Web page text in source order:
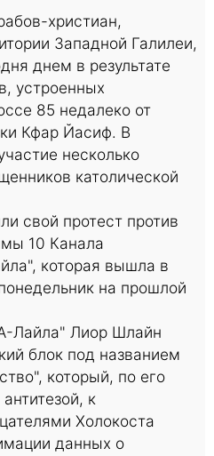
христиан,
Западной Галилеи,
днем в результате
устроенных
85 недалеко от
Кфар Йасиф. В
несколько
католической
свой протест против
10 Канала
которая вышла в
на прошлой
Лайла" Лиор Шлайн
блок под названием
который, по его
к
Холокоста
данных о